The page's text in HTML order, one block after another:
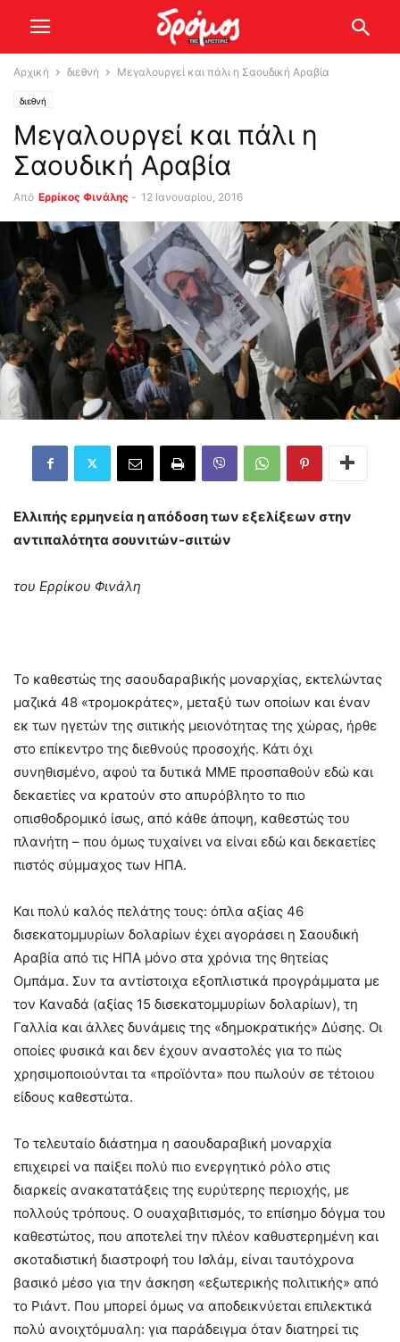
Αρχική διεθνή Μεγαλουργεί και πάλι η Σαουδική Αραβία
διεθνή
Μεγαλουργεί και πάλι η
Σαουδική Αραβία
Από Ερρίκος Φινάλης - 12 Ιανουαρίου, 2016
Ελλιπής ερμηνεία η απόδοση των εξελίξεων στην
αντιπαλότητα σουνιτών-σιιτών
του Ερρίκου Φινάλη
Το καθεστώς της σαουδαραβικής μοναρχίας, εκτελώντας
μαζικά 48 «τρομοκράτες», μεταξύ των οποίων και έναν
εκ των ηγετών της σιιτικής μειονότητας της χώρας, ήρθε
στο επίκεντρο της διεθνούς προσοχής. Κάτι όχι
συνηθισμένο, αφού τα δυτικά ΜΜΕ προσπαθούν εδώ και
δεκαετίες να κρατούν στο απυρόβλητο το πιο
οπισθοδρομικό ίσως, από κάθε άποψη, καθεστώς του
πλανήτη – που όμως τυχαίνει να είναι εδώ και δεκαετίες
πιστός σύμμαχος των ΗΠΑ.
Και πολύ καλός πελάτης τους: όπλα αξίας 46
δισεκατομμυρίων δολαρίων έχει αγοράσει η Σαουδική
Αραβία από τις ΗΠΑ μόνο στα χρόνια της θητείας
Ομπάμα. Συν τα αντίστοιχα εξοπλιστικά προγράμματα με
τον Καναδά (αξίας 15 δισεκατομμυρίων δολαρίων), τη
Γαλλία και άλλες δυνάμεις της «δημοκρατικής» Δύσης. Οι
οποίες φυσικά και δεν έχουν αναστολές για το πώς
χρησιμοποιούνται τα «προϊόντα» που πωλούν σε τέτοιου
είδους καθεστώτα.
Το τελευταίο διάστημα η σαουδαραβική μοναρχία
επιχειρεί να παίξει πολύ πιο ενεργητικό ρόλο στις
διαρκείς ανακατατάξεις της ευρύτερης περιοχής, με
πολλούς τρόπους. Ο ουαχαβιτισμός, το επίσημο δόγμα του
καθεστώτος, που αποτελεί την πλέον καθυστερημένη και
σκοταδιστική διαστροφή του Ισλάμ, είναι ταυτόχρονα
βασικό μέσο για την άσκηση «εξωτερικής πολιτικής» από
το Ριάντ. Που μπορεί όμως να αποδεικνύεται επιλεκτικά
πολύ ανοιχτόμυαλη: για παράδειγμα όταν διατηρεί τις